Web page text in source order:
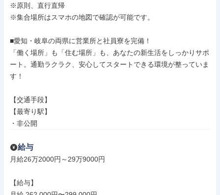
※原則、直行直帰
※集合場所はスマホの地図で確認が可能です。
■愛知・岐阜の両県に営業所と社員寮を完備！
「働く場所」も「住む場所」も、あなたの新生活をしっかりサポ
ート。通勤ラクラク、安心してスタートできる環境が整っていま
す！
【交通手段】
【最寄り駅】
・非公開
給与
月給26万2000円～29万9000円
【給与】